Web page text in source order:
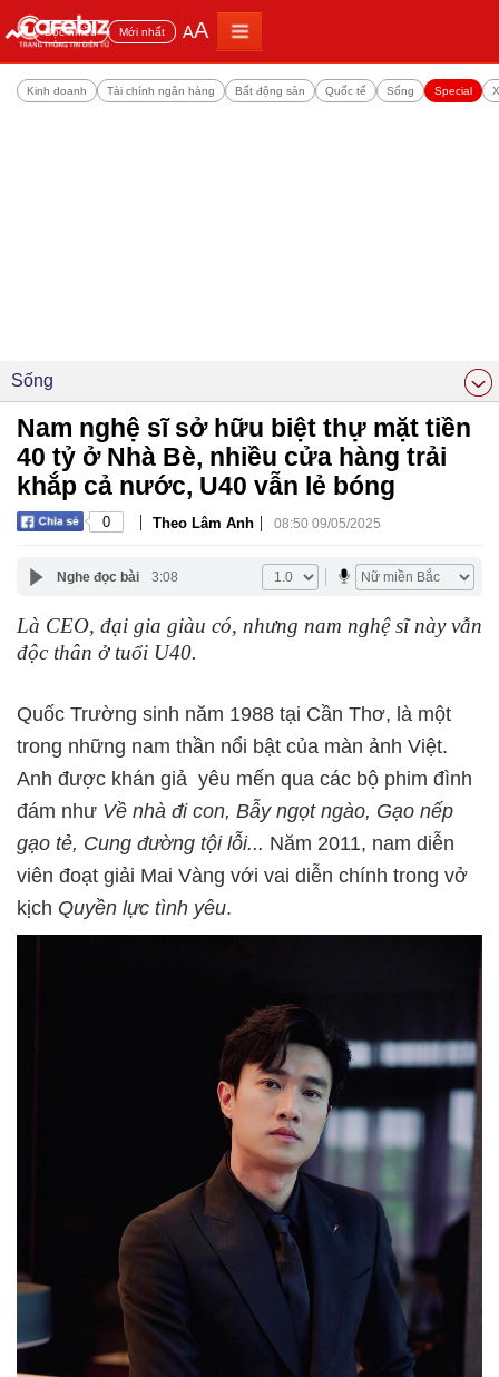
Đọc nhiều Mới nhất AA
Kinh doanh Tài chính ngân hàng Bất động sản Quốc tế Sống Special
Sống
Nam nghệ sĩ sở hữu biệt thự mặt tiền
40 tỷ ở Nhà Bè, nhiều cửa hàng trải
khắp cả nước, U40 vẫn lẻ bóng
0 | Theo Lâm Anh | 08:50 09/05/2025
Nghe đọc bài 3:08
Là CEO, đại gia giàu có, nhưng nam nghệ sĩ này vẫn
độc thân ở tuổi U40.
Quốc Trường sinh năm 1988 tại Cần Thơ, là một
trong những nam thần nổi bật của màn ảnh Việt.
Anh được khán giả yêu mến qua các bộ phim đình
đám như Về nhà đi con, Bẫy ngọt ngào, Gạo nếp
gạo tẻ, Cung đường tội lỗi... Năm 2011, nam diễn
viên đoạt giải Mai Vàng với vai diễn chính trong vở
kịch Quyền lực tình yêu.